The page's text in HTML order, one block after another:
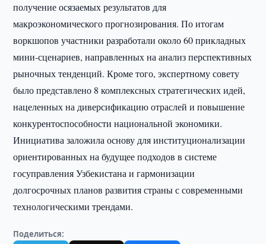
получение осязаемых результатов для
макроэкономического прогнозирования. По итогам
воркшопов участники разработали около 60 прикладных
мини-сценариев, направленных на анализ перспективных
рыночных тенденций. Кроме того, экспертному совету
было представлено 8 комплексных стратегических идей,
нацеленных на диверсификацию отраслей и повышение
конкурентоспособности национальной экономики.
Инициатива заложила основу для институционализации
ориентированных на будущее подходов в системе
госуправления Узбекистана и гармонизации
долгосрочных планов развития страны с современными
технологическими трендами.
Поделиться: